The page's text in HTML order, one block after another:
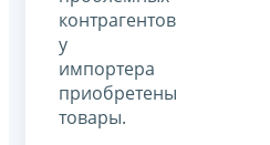
контрагентов
у
импортера
приобретены
товары.